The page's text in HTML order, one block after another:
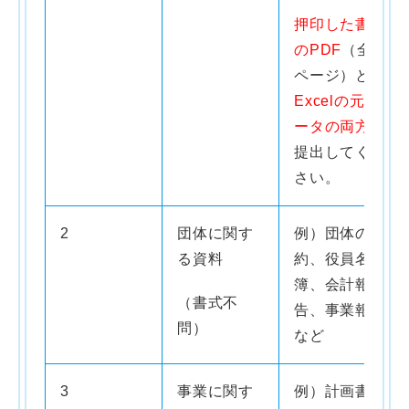
押印した書類
のPDF （全3
ページ）と
Excelの元デ
ータの両方
提出してくだ
さい。
2
団体に関す
る資料
（書式不
問）
例）団体の規
約、役員名
簿、会計報
告、事業報告
など
3 事業に関す 例）計画書、